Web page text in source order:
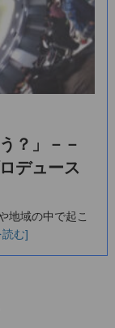
？」－－
デュース
地域の中で起こ
む]